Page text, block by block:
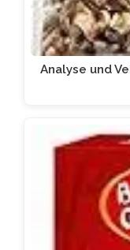
Analyse und